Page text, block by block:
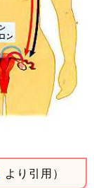
より引用）